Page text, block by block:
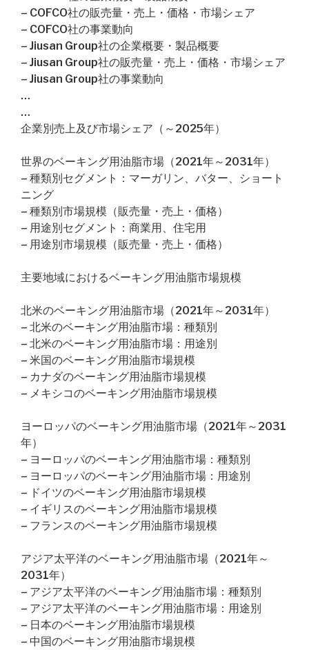
– COFCO社の販売量・売上・価格・市場シェア
– COFCO社の事業動向
– Jiusan Group社の企業概要・製品概要
– Jiusan Group社の販売量・売上・価格・市場シェア
– Jiusan Group社の事業動向
…
…
企業別売上及び市場シェア（～2025年）
世界のベーキング用油脂市場（2021年～2031年）
– 種類別セグメント：マーガリン、バター、ショート
ニング
– 種類別市場規模（販売量・売上・価格）
– 用途別セグメント：商業用、住宅用
– 用途別市場規模（販売量・売上・価格）
主要地域におけるベーキング用油脂市場規模
北米のベーキング用油脂市場（2021年～2031年）
– 北米のベーキング用油脂市場：種類別
– 北米のベーキング用油脂市場：用途別
– 米国のベーキング用油脂市場規模
– カナダのベーキング用油脂市場規模
– メキシコのベーキング用油脂市場規模
ヨーロッパのベーキング用油脂市場（2021年～2031
年）
– ヨーロッパのベーキング用油脂市場：種類別
– ヨーロッパのベーキング用油脂市場：用途別
– ドイツのベーキング用油脂市場規模
– イギリスのベーキング用油脂市場規模
– フランスのベーキング用油脂市場規模
アジア太平洋のベーキング用油脂市場（2021年～
2031年）
– アジア太平洋のベーキング用油脂市場：種類別
– アジア太平洋のベーキング用油脂市場：用途別
– 日本のベーキング用油脂市場規模
– 中国のベーキング用油脂市場規模